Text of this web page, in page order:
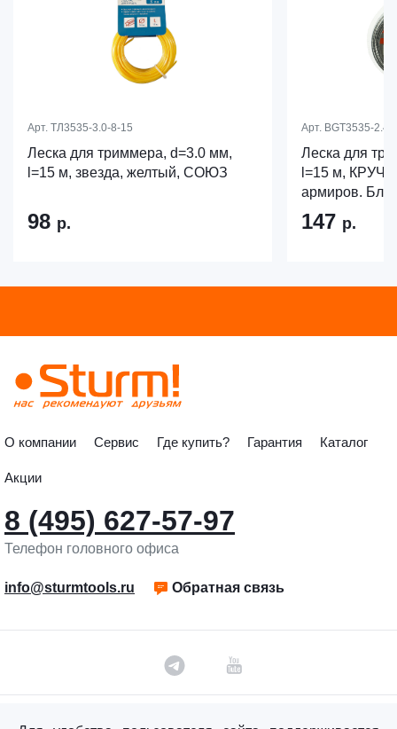
Арт. ТЛ3535-3.0-8-15
Леска для триммера, d=3.0 мм,
l=15 м, звезда, желтый, СОЮЗ
98 р.
Арт. BGT3535-2.4-
Леска для
l=15 м,
армиров.
147 р.
О компании Сервис Где купить? Гарантия Каталог
Акции
8 (495) 627-57-97
Телефон головного офиса
info@sturmtools.ru Обратная связь